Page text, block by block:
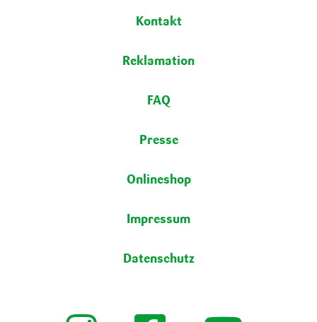
FußbereichKontakt
Reklamation
FAQ
Presse
Onlineshop
Impressum
Datenschutz